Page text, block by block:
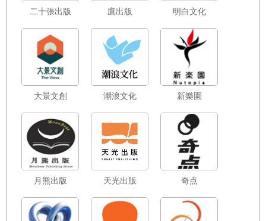
二十張出版 鷹出版 明白文化
大景文創 潮浪文化 新樂園
月熊出版 天光出版 奇点